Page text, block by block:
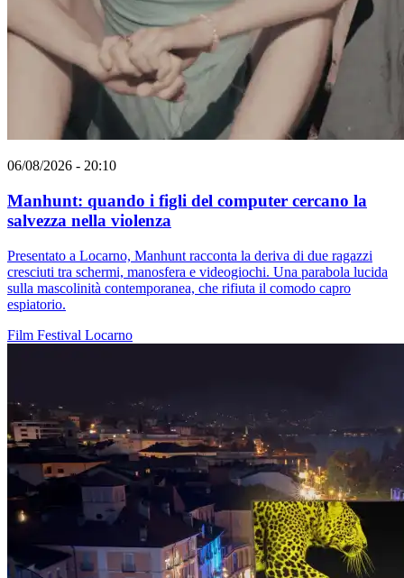
06/08/2026 - 20:10
Manhunt: quando i figli del computer cercano la
salvezza nella violenza
Presentato a Locarno, Manhunt racconta la deriva di due ragazzi
cresciuti tra schermi, manosfera e videogiochi. Una parabola lucida
sulla mascolinità contemporanea, che rifiuta il comodo capro
espiatorio.
Film Festival Locarno